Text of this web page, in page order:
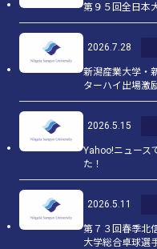
第９５回全日本
2026.7.28
新潟産業大学・
ターハイ出場激
2026.5.15
Yahoo!ニュース
た！
2026.5.11
第７３回春季北
大学総合卓球選